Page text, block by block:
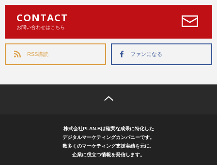
CONTACT
お問い合わせはこちら
RSS購読 ファンになる
株式会社PLAN-Bは確実な成果に特化した
デジタルマーケティングカンパニーです。
数多くのマーケティング支援実績を元に、
企業に役立つ情報を発信します。